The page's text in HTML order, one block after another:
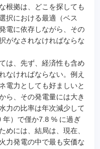
根拠は、どこを探しても
択における最適（ベス
電に依存しながら、その
がなされなければならな
は、先ず、経済性も含め
なければならない。例え
電力としても好ましいと
ら、その発電量には大き
力の比率は年次減少して
年）で僅か7.8 % に過ぎ
めには、結局は、現在、
力発電の中で最も安価な